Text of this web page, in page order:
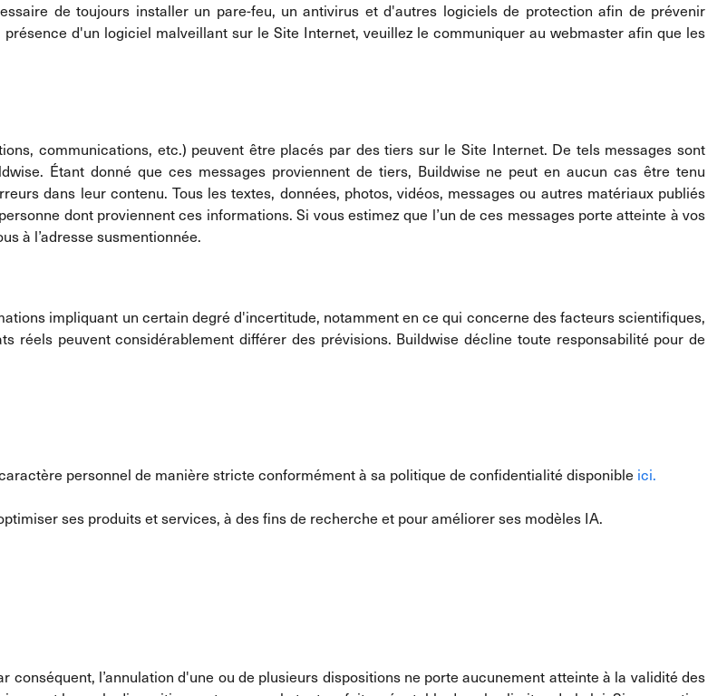
de toujours installer un pare-feu, un antivirus et d'autres logiciels de protection afin de prévenir
d'un logiciel malveillant sur le Site Internet, veuillez le communiquer au webmaster afin que les
communications, etc.) peuvent être placés par des tiers sur le Site Internet. De tels messages sont
Étant donné que ces messages proviennent de tiers, Buildwise ne peut en aucun cas être tenu
dans leur contenu. Tous les textes, données, photos, vidéos, messages ou autres matériaux publiés
dont proviennent ces informations. Si vous estimez que l’un de ces messages porte atteinte à vos
à l’adresse susmentionnée.
impliquant un certain degré d'incertitude, notamment en ce qui concerne des facteurs scientifiques,
réels peuvent considérablement différer des prévisions. Buildwise décline toute responsabilité pour de
personnel de manière stricte conformément à sa politique de confidentialité disponible ici.
ses produits et services, à des fins de recherche et pour améliorer ses modèles IA.
l’annulation d'une ou de plusieurs dispositions ne porte aucunement atteinte à la validité des